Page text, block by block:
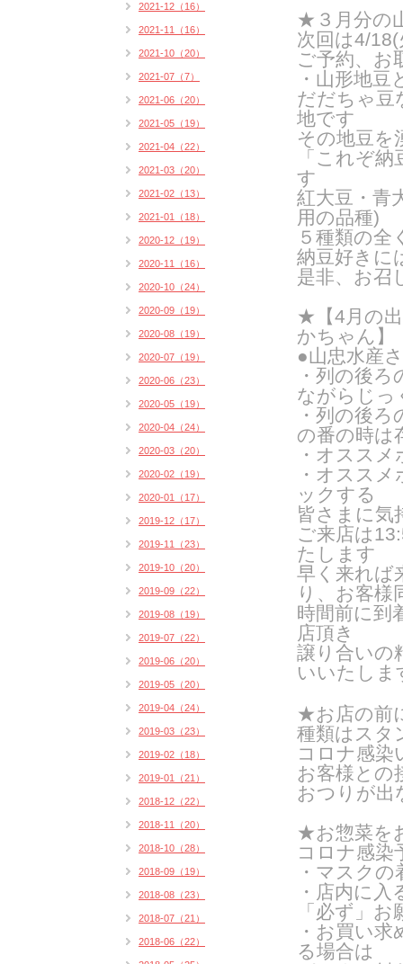
★３月分の
次回は4/
ご予約、お
・山形地
だだちゃ豆
地です
その地豆を
「これぞ
す
紅大豆・青
用の品種)
５種類の全
納豆好きに
是非、お召
★【4月の
かちゃん】
●山忠水産
・列の後
ながらじっ
・列の後
の番の時は
・オスス
・オスス
ックする
皆さまに気
ご来店は
たします
早く来れば
り、お客様
時間前に到
店頂き
譲り合いの
いいたしま
★お店の前
種類はスタ
コロナ感染
お客様との
おつりが出
★お惣菜を
コロナ感染
・マスク
・店内に
「必ず」
・お買い
る場合は
2021-12（16）
2021-11（16）
2021-10（20）
2021-07（7）
2021-06（20）
2021-05（19）
2021-04（22）
2021-03（20）
2021-02（13）
2021-01（18）
2020-12（19）
2020-11（16）
2020-10（24）
2020-09（19）
2020-08（19）
2020-07（19）
2020-06（23）
2020-05（19）
2020-04（24）
2020-03（20）
2020-02（19）
2020-01（17）
2019-12（17）
2019-11（23）
2019-10（20）
2019-09（22）
2019-08（19）
2019-07（22）
2019-06（20）
2019-05（20）
2019-04（24）
2019-03（23）
2019-02（18）
2019-01（21）
2018-12（22）
2018-11（20）
2018-10（28）
2018-09（19）
2018-08（23）
2018-07（21）
2018-06（22）